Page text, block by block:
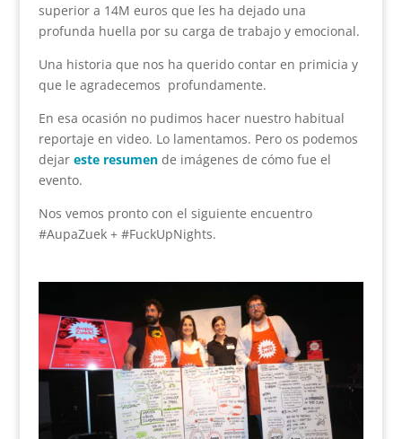
superior a 14M euros que les ha dejado una
profunda huella por su carga de trabajo y emocional.
Una historia que nos ha querido contar en primicia y
que le agradecemos profundamente.
En esa ocasión no pudimos hacer nuestro habitual
reportaje en video. Lo lamentamos. Pero os podemos
dejar este resumen de imágenes de cómo fue el
evento.
Nos vemos pronto con el siguiente encuentro
#AupaZuek + #FuckUpNights.